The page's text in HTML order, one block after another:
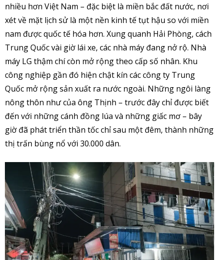
nhiều hơn Việt Nam – đặc biệt là miền bắc đất nước, nơi
xét về mặt lịch sử là một nền kinh tế tụt hậu so với miền
nam được quốc tế hóa hơn. Xung quanh Hải Phòng, cách
Trung Quốc vài giờ lái xe, các nhà máy đang nở rộ. Nhà
máy LG thậm chí còn mở rộng theo cấp số nhân. Khu
công nghiệp gần đó hiện chật kín các công ty Trung
Quốc mở rộng sản xuất ra nước ngoài. Những ngôi làng
nông thôn như của ông Thịnh – trước đây chỉ được biết
đến với những cánh đồng lúa và những giấc mơ – bây
giờ đã phát triển thần tốc chỉ sau một đêm, thành những
thị trấn bùng nổ với 30.000 dân.